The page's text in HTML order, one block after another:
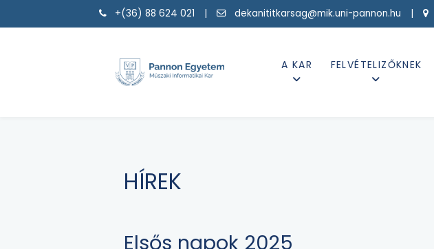
+(36) 88 624 021 | dekanititkarsag@mik.uni-pannon.hu |
A KAR FELVÉTELIZŐKNEK
HÍREK
Elsős napok 2025